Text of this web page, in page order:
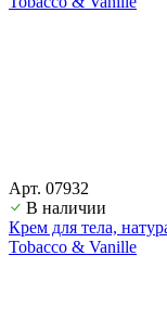
Арт. 07932
В наличии
Крем для тела,
Tobacco & Vanille